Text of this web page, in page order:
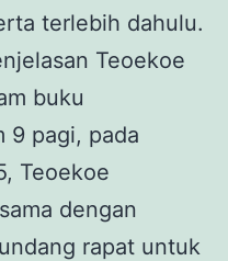
terlebih dahulu.
Teoekoe
buku
9 pagi, pada
Teoekoe
dengan
rapat untuk